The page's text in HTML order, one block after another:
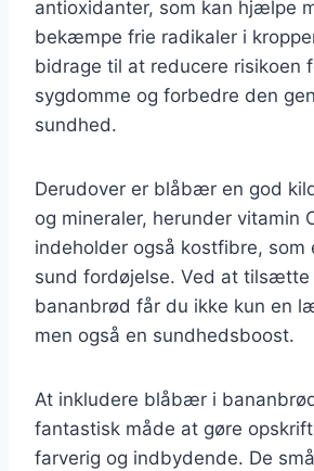
antioxidanter, som kan hjælpe
bekæmpe frie radikaler i
bidrage til at reducere risikoen
sygdomme og forbedre den
sundhed.
Derudover er blåbær en god
og mineraler, herunder vitamin
indeholder også kostfibre, som
sund fordøjelse. Ved at
bananbrød får du ikke kun en
men også en sundhedsboost.
At inkludere blåbær i
fantastisk måde at gøre
farverig og indbydende. De